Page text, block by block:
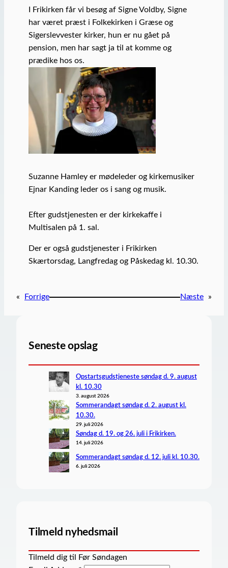
I Frikirken får vi besøg af Signe Voldby, Signe
har været præst i Folkekirken i Græse og
Sigerslevvester kirker, hun er nu gået på
pension, men har sagt ja til at komme og
prædike hos os.
Suzanne Hamley er mødeleder og kirkemusiker
Ejnar Kanding leder os i sang og musik.
Efter gudstjenesten er der kirkekaffe i
Multisalen på 1. sal.
Der er også gudstjenester i Frikirken
Skærtorsdag, Langfredag og Påskedag kl. 10.30.
« Forrige Næste »
Seneste opslag
Opstartsgudstjeneste søndag d. 9. august
kl. 10.30
3. august 2026
Sommerandagt søndag d. 2. august kl.
10.30.
29. juli 2026
Søndag d. 19. og 26. juli i Frikirken.
14. juli 2026
Sommerandagt søndag d. 12. juli kl. 10.30.
6. juli 2026
Tilmeld nyhedsmail
Tilmeld dig til Før Søndagen